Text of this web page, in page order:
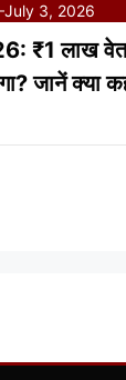
July 3, 2026
₹1 लाख
जानें क्या